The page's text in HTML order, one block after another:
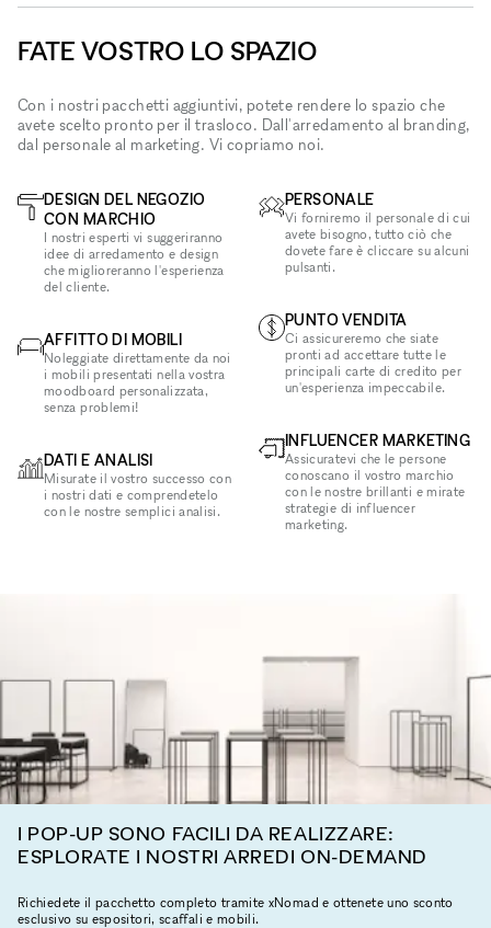
FATE VOSTRO LO SPAZIO
Con i nostri pacchetti aggiuntivi, potete rendere lo spazio che
avete scelto pronto per il trasloco. Dall'arredamento al branding,
dal personale al marketing. Vi copriamo noi.
DESIGN DEL NEGOZIO
CON MARCHIO
I nostri esperti vi suggeriranno
idee di arredamento e design
che miglioreranno l'esperienza
del cliente.
AFFITTO DI MOBILI
Noleggiate direttamente da noi
i mobili presentati nella vostra
moodboard personalizzata,
senza problemi!
DATI E ANALISI
Misurate il vostro successo con
i nostri dati e comprendetelo
con le nostre semplici analisi.
PERSONALE
Vi forniremo il personale di cui
avete bisogno, tutto ciò che
dovete fare è cliccare su alcuni
pulsanti.
PUNTO VENDITA
Ci assicureremo che siate
pronti ad accettare tutte le
principali carte di credito per
un'esperienza impeccabile.
INFLUENCER MARKETING
Assicuratevi che le persone
conoscano il vostro marchio
con le nostre brillanti e mirate
strategie di influencer
marketing.
I POP-UP SONO FACILI DA REALIZZARE:
ESPLORATE I NOSTRI ARREDI ON-DEMAND
Richiedete il pacchetto completo tramite xNomad e ottenete uno sconto
esclusivo su espositori, scaffali e mobili.